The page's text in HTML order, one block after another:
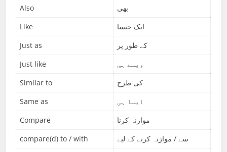
Also
بھی
Like
ایک جیسا
Just as
کے طور پر
Just like
ویسے ہی
Similar to
کی طرح
Same as
ایسا ہی
Compare
موازنہ کرنا
compare(d) to / with
سے / موازنہ کرنے کے لیے